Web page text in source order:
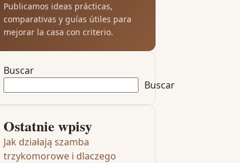
Publicamos ideas prácticas,
comparativas y guías útiles para
mejorar la casa con criterio.
Buscar
Buscar
Ostatnie wpisy
Jak działają szamba
trzykomorowe i dlaczego